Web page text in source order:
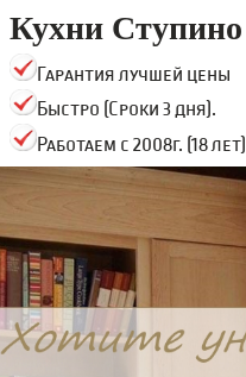
Кухни Ступино
Гарантия лучшей цены
Быстро (Сроки 3 дня).
Работаем с 2008г. (18 лет)